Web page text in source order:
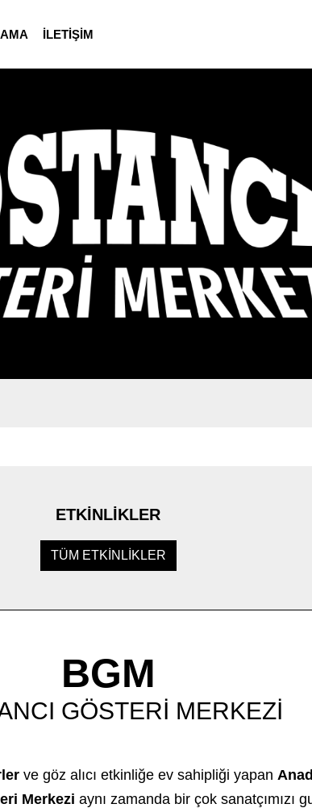
İLETİŞİM
ETKİNLİKLER
TÜM ETKİNLİKLER
BGM
GÖSTERİ MERKEZİ
ve göz alıcı etkinliğe ev sahipliği yapan
Merkezi aynı zamanda bir çok sanatçımızı